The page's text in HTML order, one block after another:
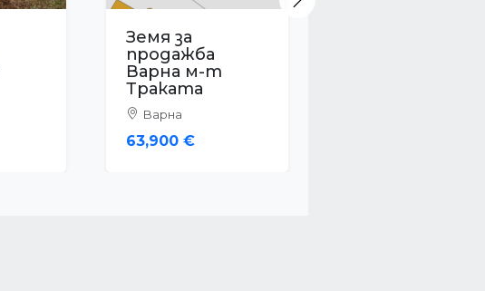
Земя за
продажба
Варна м-т
Траката
Варна
70,000 €
Next